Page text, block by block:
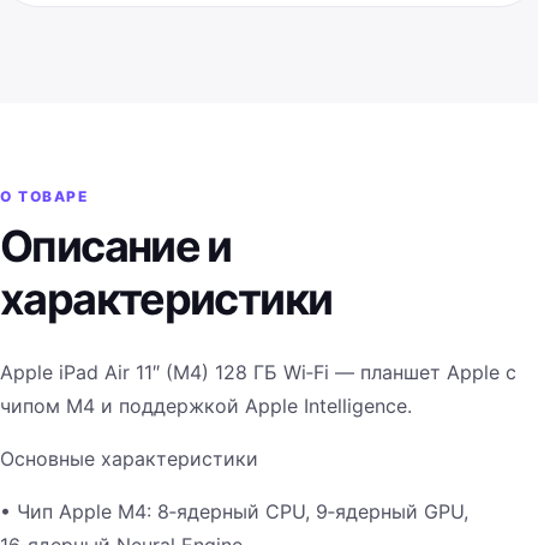
О ТОВАРЕ
Описание и
характеристики
Apple iPad Air 11″ (M4) 128 ГБ Wi‑Fi — планшет Apple с
чипом M4 и поддержкой Apple Intelligence.
Основные характеристики
• Чип Apple M4: 8‑ядерный CPU, 9‑ядерный GPU,